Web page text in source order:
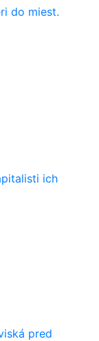
do miest.
ich
pred